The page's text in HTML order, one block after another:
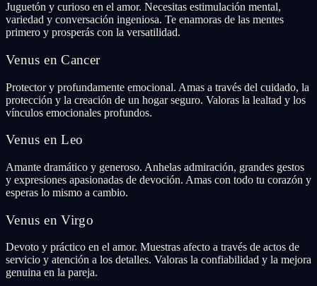
Juguetón y curioso en el amor. Necesitas estimulación mental,
variedad y conversación ingeniosa. Te enamoras de las mentes
primero y prosperás con la versatilidad.
Venus en Cancer
Protector y profundamente emocional. Amas a través del cuidado, la
protección y la creación de un hogar seguro. Valoras la lealtad y los
vínculos emocionales profundos.
Venus en Leo
Amante dramático y generoso. Anhelas admiración, grandes gestos
y expresiones apasionadas de devoción. Amas con todo tu corazón y
esperas lo mismo a cambio.
Venus en Virgo
Devoto y práctico en el amor. Muestras afecto a través de actos de
servicio y atención a los detalles. Valoras la confiabilidad y la mejora
genuina en la pareja.